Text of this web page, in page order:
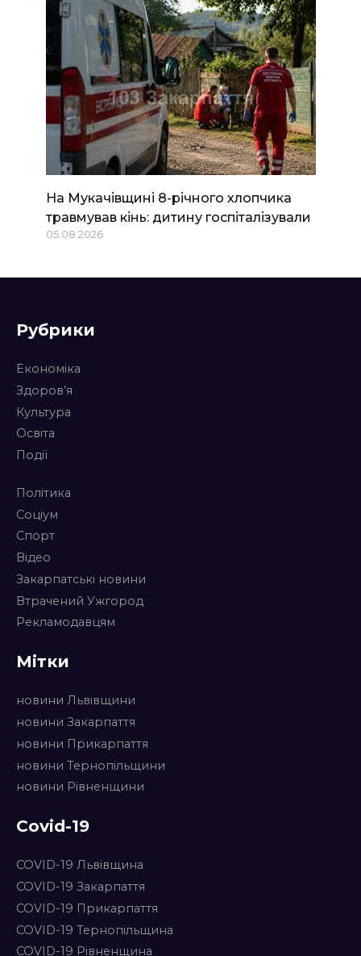
На Мукачівщині 8-річного хлопчика
травмував кінь: дитину госпіталізували
05.08.2026
Рубрики
Економіка
Здоров’я
Культура
Освіта
Події
Політика
Соціум
Спорт
Відео
Закарпатські новини
Втрачений Ужгород
Рекламодавцям
Мітки
новини Львівщини
новини Закарпаття
новини Прикарпаття
новини Тернопільщини
новини Рівненщини
Covid-19
COVID-19 Львівщина
COVID-19 Закарпаття
COVID-19 Прикарпаття
COVID-19 Тернопільщина
COVID-19 Рівненщина